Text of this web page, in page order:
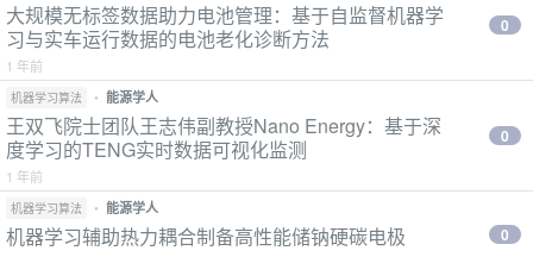
大规模无标签数据助力电池管理：基于自监督机器学
习与实车运行数据的电池老化诊断方法
1 年前
0
机器学习算法 • 能源学人
王双飞院士团队王志伟副教授Nano Energy：基于深
度学习的TENG实时数据可视化监测
1 年前
0
机器学习算法 • 能源学人
机器学习辅助热力耦合制备高性能储钠硬碳电极 0